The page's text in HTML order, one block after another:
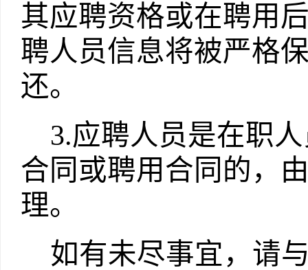
其应聘资格或在聘用
聘人员信息将被严格
还。
3.应聘人员是在职
合同或聘用合同的，
理。
如有未尽事宜，请